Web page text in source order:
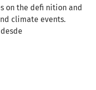
on the defi nition and
climate events.